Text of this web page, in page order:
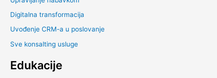
Digitalna transformacija
Uvođenje CRM-a u poslovanje
Sve konsalting usluge
Edukacije